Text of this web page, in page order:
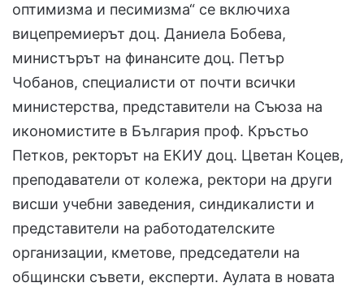
оптимизма и песимизма“ се включиха
вицепремиерът доц. Даниела Бобева,
министърът на финансите доц. Петър
Чобанов, специалисти от почти всички
министерства, представители на Съюза на
икономистите в България проф. Кръстьо
Петков, ректорът на ЕКИУ доц. Цветан Коцев,
преподаватели от колежа, ректори на други
висши учебни заведения, синдикалисти и
представители на работодателските
организации, кметове, председатели на
общински съвети, експерти. Аулата в новата